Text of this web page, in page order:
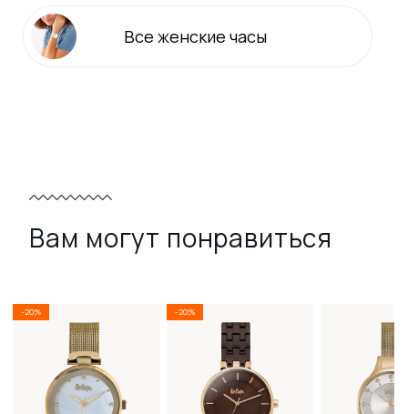
Все женские часы
Вам могут понравиться
-20% -20%